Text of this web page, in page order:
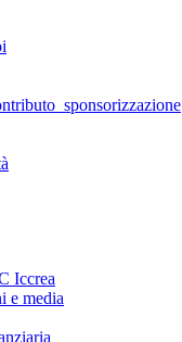
Iccrea
e media